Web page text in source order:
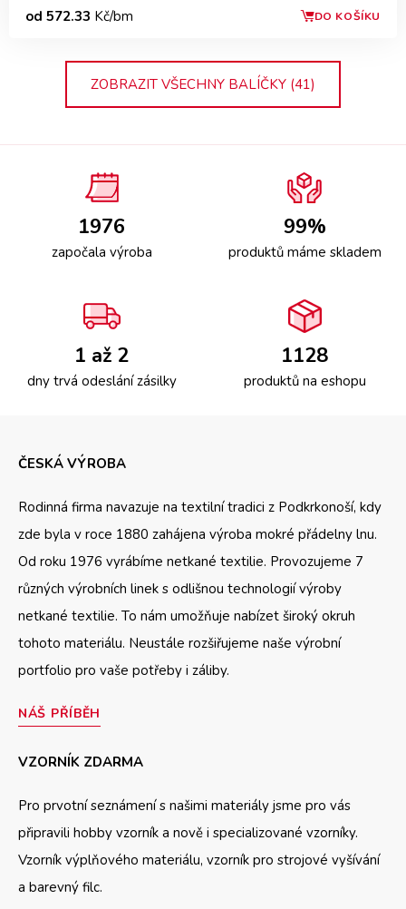
od 572.33 Kč/bm DO KOŠÍKU
ZOBRAZIT VŠECHNY BALÍČKY (41)
1976
započala výroba
99%
produktů máme skladem
1 až 2
dny trvá odeslání zásilky
1128
produktů na eshopu
ČESKÁ VÝROBA
Rodinná firma navazuje na textilní tradici z Podkrkonoší, kdy
zde byla v roce 1880 zahájena výroba mokré přádelny lnu.
Od roku 1976 vyrábíme netkané textilie. Provozujeme 7
různých výrobních linek s odlišnou technologií výroby
netkané textilie. To nám umožňuje nabízet široký okruh
tohoto materiálu. Neustále rozšiřujeme naše výrobní
portfolio pro vaše potřeby i záliby.
NÁŠ PŘÍBĚH
VZORNÍK ZDARMA
Pro prvotní seznámení s našimi materiály jsme pro vás
připravili hobby vzorník a nově i specializované vzorníky.
Vzorník výplňového materiálu, vzorník pro strojové vyšívání
a barevný filc.